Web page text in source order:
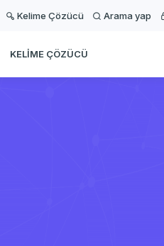
Kelime Çözücü Arama yap
KELIME ÇÖZÜCÜ